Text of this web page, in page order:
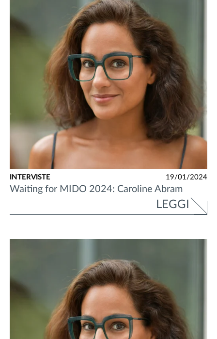
INTERVISTE 19/01/2024
Waiting for MIDO 2024: Caroline Abram
LEGGI